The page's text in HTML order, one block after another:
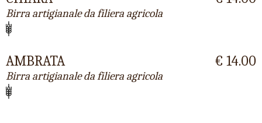
Birra artigianale da filiera agricola
AMBRATA
Birra artigianale da filiera agricola
€ 14.00